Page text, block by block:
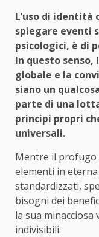
L’uso di identità
spiegare eventi
psicologici, è di
In questo senso,
globale e la
siano un
parte di una
principi propri
universali.
Mentre il profugo
elementi in
standardizzati,
bisogni dei
la sua
indivisibili.